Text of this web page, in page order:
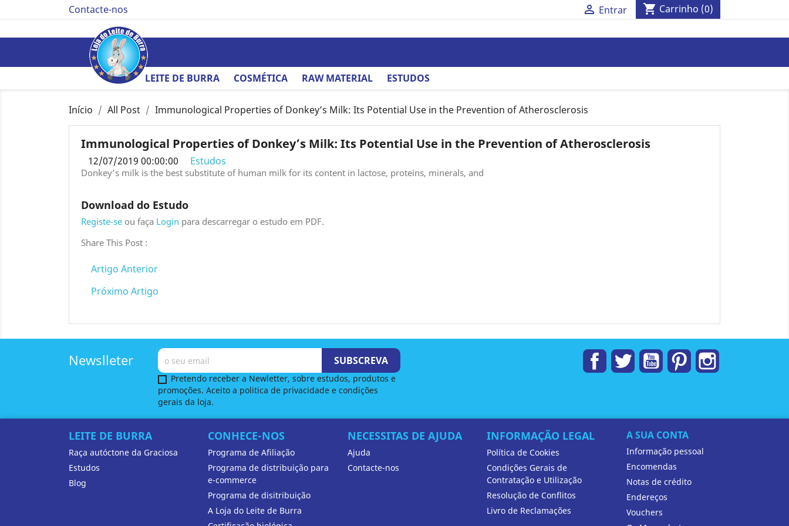
Contacte-nos  Entrar shopping_cart Carrinho (0)
LEITE DE BURRA COSMÉTICA RAW MATERIAL ESTUDOS
Início All Post Immunological Properties of Donkey’s Milk: Its Potential Use in the Prevention of Atherosclerosis
Immunological Properties of Donkey’s Milk: Its Potential Use in the Prevention of Atherosclerosis
12/07/2019 00:00:00 Estudos
Donkey’s milk is the best substitute of human milk for its content in lactose, proteins, minerals, and
Download do Estudo
Registe-se ou faça Login para descarregar o estudo em PDF.
Share This Post :
Artigo Anterior
Próximo Artigo
Newslleter
Pretendo receber a Newletter, sobre estudos, produtos e
promoções. Aceito a politica de privacidade e condições
gerais da loja.
FacebookTwitterYouTubePinterestInstagram
LEITE DE BURRA
Raça autóctone da Graciosa
Estudos
Blog
CONHECE-NOS
Programa de Afiliação
Programa de distribuição para
e-commerce
Programa de disitribuição
A Loja do Leite de Burra
NECESSITAS DE AJUDA
Ajuda
Contacte-nos
INFORMAÇÃO LEGAL
Política de Cookies
Condições Gerais de
Contratação e Utilização
Resolução de Conflitos
Livro de Reclamações
A SUA CONTA
Informação pessoal
Encomendas
Notas de crédito
Endereços
Vouchers